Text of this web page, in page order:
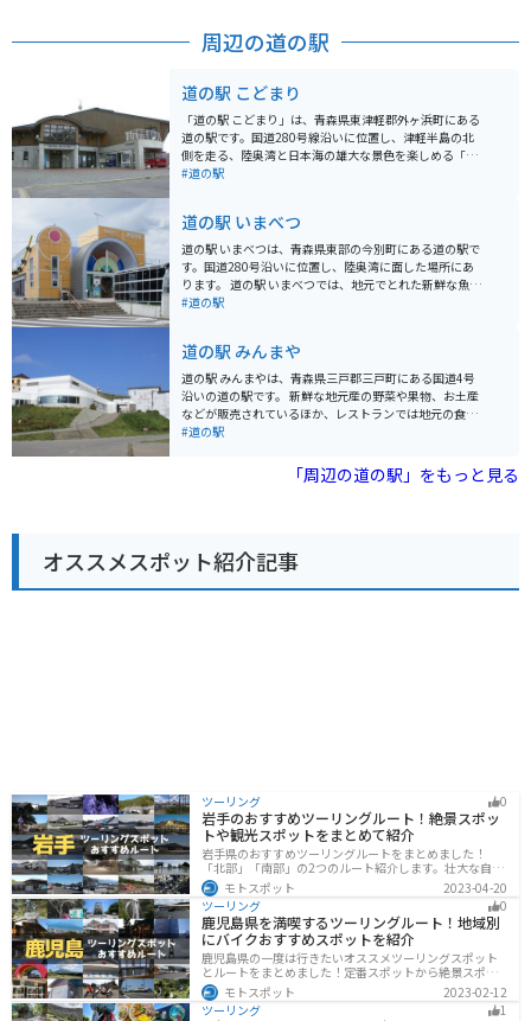
周辺の道の駅
道の駅 こどまり
「道の駅 こどまり」は、青森県東津軽郡外ヶ浜町にある
道の駅です。国道280号線沿いに位置し、津軽半島の北
側を走る、陸奥湾と日本海の雄大な景色を楽しめる「龍
飛ライン」の中間地点に位置しています。 ドライバーや
魚介類を使った料理や、青森県産のりんごを使ったスイ
ーツなどが楽しめます。 バイクで訪れる場合、道の駅に
は広々とした駐車場が完備されているので安心です。龍
飛ラインは景色が良く、ツーリングルートとしても人気
なので、ぜひ立ち寄ってみてください。
#道の駅
道の駅 いまべつ
道の駅 いまべつは、青森県東部の今別町にある道の駅で
す。国道280号沿いに位置し、陸奥湾に面した場所にあ
ります。 道の駅 いまべつでは、地元でとれた新鮮な魚介
類を使った料理が人気です。特に、陸奥湾でとれたホタ
も販売しています。 バイクで訪れる場合、道の駅 いまべ
つには広い駐車場が完備されているので安心です。陸奥
湾沿いの国道280号は、景色が良くツーリングにも最適
な道です。道の駅 いまべつで休憩を兼ねて、地元グルメ
を堪能してみてはいかがでしょうか。
#道の駅
道の駅 みんまや
道の駅 みんまやは、青森県三戸郡三戸町にある国道4号
沿いの道の駅です。 新鮮な地元産の野菜や果物、お土産
などが販売されているほか、レストランでは地元の食材
を使った料理を楽しむことができます。 特に、名物の
で人気です。バイクで訪れる場合は、広々とした駐車場
があるので安心です。道の駅の周辺には、馬産地として
です。道の駅 みんまやで休憩がてら、地元の特産品や観
光情報を入手してみてはいかがでしょうか。
#道の駅
「周辺の道の駅」をもっと見る
オススメスポット紹介記事
ツーリング 0
岩手のおすすめツーリングルート！絶景スポッ
トや観光スポットをまとめて紹介
岩手県のおすすめツーリングルートをまとめました！
「北部」「南部」の2つのルート紹介します。壮大な自然
や歴史的な観光スポットが多く存在するので楽しめま
す。バイクで岩手県にツーリングに行く際は参考にして
ください。
モトスポット
2023-04-20
ツーリング
0
鹿児島県を満喫するツーリングルート！地域別
にバイクおすすめスポットを紹介
鹿児島県の一度は行きたいオススメツーリングスポット
とルートをまとめました！定番スポットから絶景スポッ
ト、温泉、山、海、グルメなど様々なジャンルで楽しめ
ます。バイクで鹿児島ツーリングに行こうと思っている
人は、参考にしてください。
モトスポット
2023-02-12
ツーリング
1